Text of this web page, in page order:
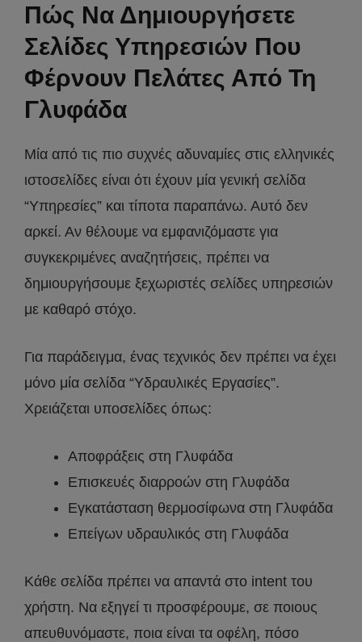
Πώς Να Δημιουργήσετε
Σελίδες Υπηρεσιών Που
Φέρνουν Πελάτες Από Τη
Γλυφάδα
Μία από τις πιο συχνές αδυναμίες στις ελληνικές
ιστοσελίδες είναι ότι έχουν μία γενική σελίδα
“Υπηρεσίες” και τίποτα παραπάνω. Αυτό δεν
αρκεί. Αν θέλουμε να εμφανιζόμαστε για
συγκεκριμένες αναζητήσεις, πρέπει να
δημιουργήσουμε ξεχωριστές σελίδες υπηρεσιών
με καθαρό στόχο.
Για παράδειγμα, ένας τεχνικός δεν πρέπει να έχει
μόνο μία σελίδα “Υδραυλικές Εργασίες”.
Χρειάζεται υποσελίδες όπως:
Αποφράξεις στη Γλυφάδα
Επισκευές διαρροών στη Γλυφάδα
Εγκατάσταση θερμοσίφωνα στη Γλυφάδα
Επείγων υδραυλικός στη Γλυφάδα
Κάθε σελίδα πρέπει να απαντά στο intent του
χρήστη. Να εξηγεί τι προσφέρουμε, σε ποιους
απευθυνόμαστε, ποια είναι τα οφέλη, πόσο